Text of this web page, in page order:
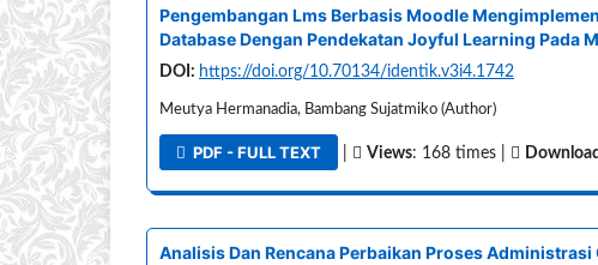
Pengembangan Lms Berbasis Moodle
Database Dengan Pendekatan Joyful Learning Pada
DOI: https://doi.org/10.70134/identik.v3i4.1742
Meutya Hermanadia, Bambang Sujatmiko (Author)
PDF - FULL TEXT Views: 168 times | Download
Analisis Dan Rencana Perbaikan Proses